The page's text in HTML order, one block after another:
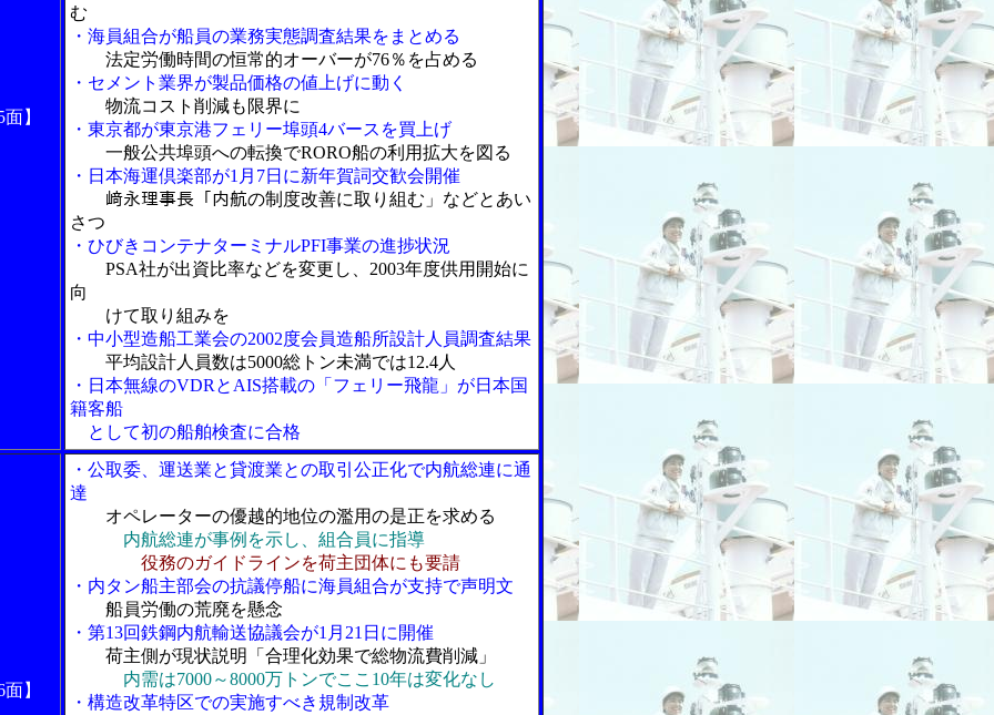
】
む
・海員組合が船員の業務実態調査結果をまとめる
法定労働時間の恒常的オーバーが76％を占める
・セメント業界が製品価格の値上げに動く
物流コスト削減も限界に
・東京都が東京港フェリー埠頭4バースを買上げ
一般公共埠頭への転換でRORO船の利用拡大を図る
・日本海運倶楽部が1月7日に新年賀詞交歓会開催
﨑永理事長「内航の制度改善に取り組む」などとあい
さつ
・ひびきコンテナターミナルPFI事業の進捗状況
PSA社が出資比率などを変更し、2003年度供用開始に
向
けて取り組みを
・中小型造船工業会の2002度会員造船所設計人員調査結果
平均設計人員数は5000総トン未満では12.4人
・日本無線のVDRとAIS搭載の「フェリー飛龍」が日本国
籍客船
として初の船舶検査に合格
】
・公取委、運送業と貸渡業との取引公正化で内航総連に通
達
オペレーターの優越的地位の濫用の是正を求める
内航総連が事例を示し、組合員に指導
役務のガイドラインを荷主団体にも要請
・内タン船主部会の抗議停船に海員組合が支持で声明文
船員労働の荒廃を懸念
・第13回鉄鋼内航輸送協議会が1月21日に開催
荷主側が現状説明「合理化効果で総物流費削減」
内需は7000～8000万トンでここ10年は変化なし
・構造改革特区での実施すべき規制改革